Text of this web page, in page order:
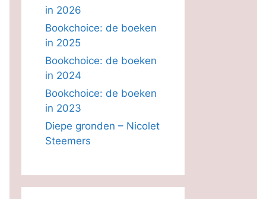
in 2026
Bookchoice: de boeken
in 2025
Bookchoice: de boeken
in 2024
Bookchoice: de boeken
in 2023
Diepe gronden – Nicolet
Steemers